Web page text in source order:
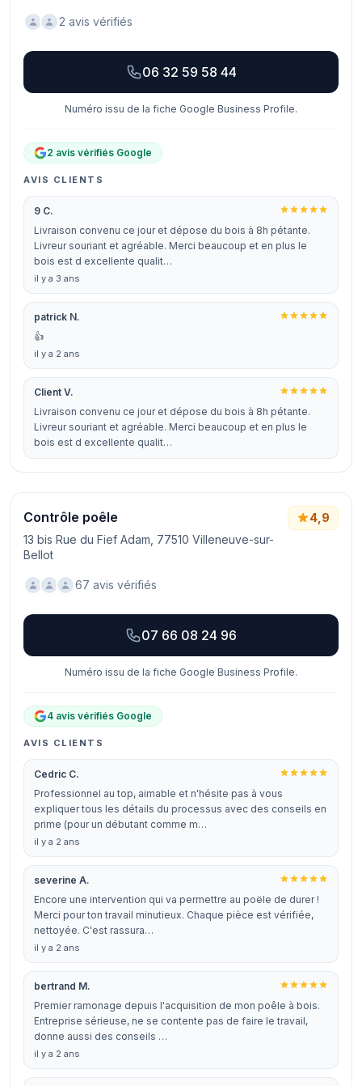
2 avis vérifiés
06 32 59 58 44
Numéro issu de la fiche Google Business Profile.
2 avis vérifiés Google
AVIS CLIENTS
9 C.
Livraison convenu ce jour et dépose du bois à 8h pétante.
Livreur souriant et agréable. Merci beaucoup et en plus le
bois est d excellente qualit…
il y a 3 ans
patrick N.
👍
il y a 2 ans
Client V.
Livraison convenu ce jour et dépose du bois à 8h pétante.
Livreur souriant et agréable. Merci beaucoup et en plus le
bois est d excellente qualit…
Contrôle poêle
13 bis Rue du Fief Adam, 77510 Villeneuve-sur-
Bellot
4,9
67 avis vérifiés
07 66 08 24 96
Numéro issu de la fiche Google Business Profile.
4 avis vérifiés Google
AVIS CLIENTS
Cedric C.
Professionnel au top, aimable et n'hésite pas à vous
expliquer tous les détails du processus avec des conseils en
prime (pour un débutant comme m…
il y a 2 ans
severine A.
Encore une intervention qui va permettre au poële de durer !
Merci pour ton travail minutieux. Chaque pièce est vérifiée,
nettoyée. C'est rassura…
il y a 2 ans
bertrand M.
Premier ramonage depuis l'acquisition de mon poêle à bois.
Entreprise sérieuse, ne se contente pas de faire le travail,
donne aussi des conseils …
il y a 2 ans